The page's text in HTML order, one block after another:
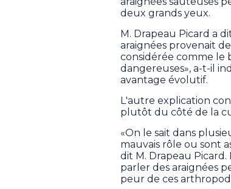
deux grands yeux.
M. Drapeau Picard a
araignées provenait
considérée comme le
dangereuses», a-t-il
avantage évolutif.
L'autre explication
plutôt du côté de la
«On le sait dans
mauvais rôle ou sont
dit M. Drapeau
parler des araignées
peur de ces